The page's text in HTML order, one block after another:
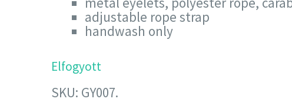
adjustable rope strap
handwash only
Elfogyott
SKU: GY007.